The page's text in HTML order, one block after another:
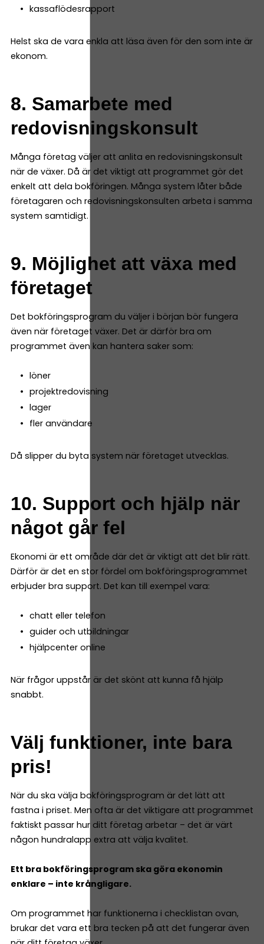
kassaflödesrapport
Helst ska de vara enkla att läsa även för den som inte är
ekonom.
8. Samarbete med
redovisningskonsult
Många företag väljer att anlita en redovisningskonsult
när de växer. Då är det viktigt att programmet gör det
enkelt att dela bokföringen. Många system låter både
företagaren och redovisningskonsulten arbeta i samma
system samtidigt.
9. Möjlighet att växa med
företaget
Det bokföringsprogram du väljer i början bör fungera
även när företaget växer. Det är därför bra om
programmet även kan hantera saker som:
löner
projektredovisning
lager
fler användare
Då slipper du byta system när företaget utvecklas.
10. Support och hjälp när
något går fel
Ekonomi är ett område där det är viktigt att det blir rätt.
Därför är det en stor fördel om bokföringsprogrammet
erbjuder bra support. Det kan till exempel vara:
chatt eller telefon
guider och utbildningar
hjälpcenter online
När frågor uppstår är det skönt att kunna få hjälp
snabbt.
Välj funktioner, inte bara
pris!
När du ska välja bokföringsprogram är det lätt att
fastna i priset. Men ofta är det viktigare att programmet
faktiskt passar hur ditt företag arbetar – det är värt
någon hundralapp extra att välja kvalitet.
Ett bra bokföringsprogram ska göra ekonomin
enklare – inte krångligare.
Om programmet har funktionerna i checklistan ovan,
brukar det vara ett bra tecken på att det fungerar även